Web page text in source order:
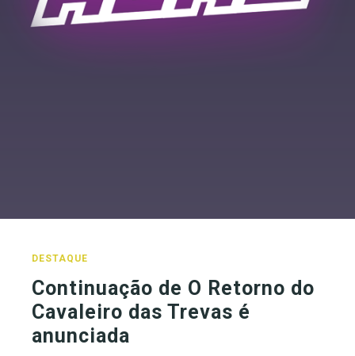
DESTAQUE
Continuação de O Retorno do
Cavaleiro das Trevas é
anunciada